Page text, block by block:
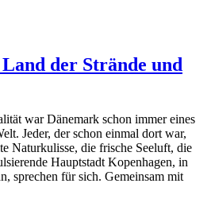
der Strände und
war Dänemark schon immer eines
Jeder, der schon einmal dort war,
Naturkulisse, die frische Seeluft, die
Hauptstadt Kopenhagen, in
sprechen für sich. Gemeinsam mit